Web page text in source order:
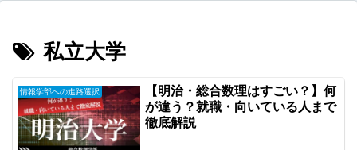
私立大学
情報学部への進路選択
【明治・総合数理はすごい？】何
が違う？就職・向いている人まで
徹底解説